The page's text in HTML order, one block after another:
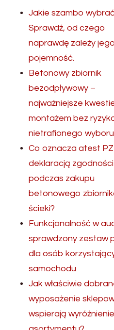
Jakie szambo
Sprawdź, od czego
naprawdę zależy jego
pojemność.
Betonowy zbiornik
bezodpływowy –
najważniejsze
montażem bez
nietrafionego wyboru
Co oznacza atest
deklaracją zgodności
podczas zakupu
betonowego
ścieki?
Funkcjonalność w
sprawdzony zestaw
dla osób
samochodu
Jak właściwie
wyposażenie
wspierają wyróżnienie